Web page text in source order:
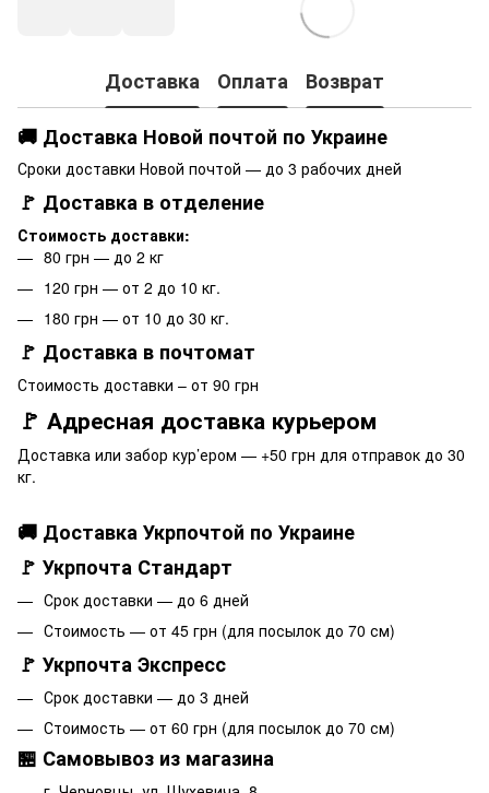
Доставка Оплата
Возврат
🚚 Доставка Новой почтой по Украине
Сроки доставки Новой почтой — до 3 рабочих дней
🚩 Доставка в отделение
Стоимость доставки:
80 грн — до 2 кг
120 грн — от 2 до 10 кг.
180 грн — от 10 до 30 кг.
🚩 Доставка в почтомат
Стоимость доставки – от 90 грн
🚩 Адресная доставка курьером
Доставка или забор кур’ером — +50 грн для отправок до 30
кг.
🚚 Доставка Укрпочтой по Украине
🚩 Укрпочта Стандарт
Срок доставки — до 6 дней
Стоимость — от 45 грн (для посылок до 70 см)
🚩 Укрпочта Экспресс
Срок доставки — до 3 дней
Стоимость — от 60 грн (для посылок до 70 см)
🏪 Самовывоз из магазина